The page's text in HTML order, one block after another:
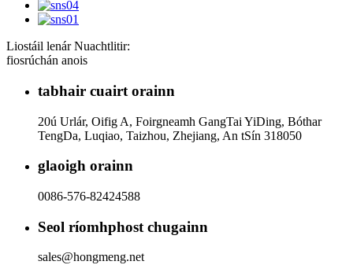
Liostáil lenár Nuachtlitir:
fiosrúchán anois
tabhair cuairt orainn
20ú Urlár, Oifig A, Foirgneamh GangTai YiDing, Bóthar
TengDa, Luqiao, Taizhou, Zhejiang, An tSín 318050
glaoigh orainn
0086-576-82424588
Seol ríomhphost chugainn
sales@hongmeng.net